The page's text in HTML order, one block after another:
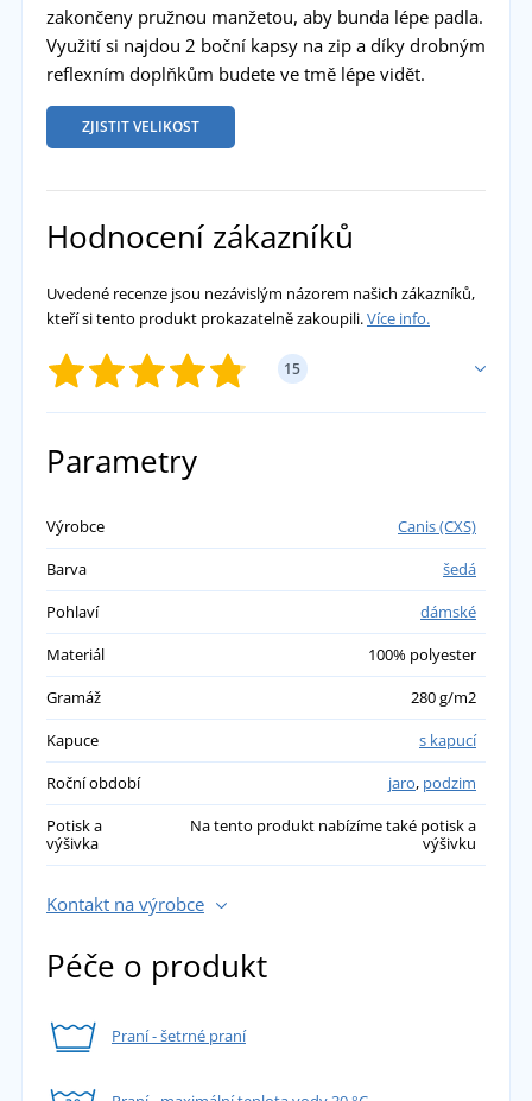
zakončeny pružnou manžetou, aby bunda lépe padla.
Využití si najdou 2 boční kapsy na zip a díky drobným
reflexním doplňkům budete ve tmě lépe vidět.
ZJISTIT VELIKOST
Hodnocení zákazníků
Uvedené recenze jsou nezávislým názorem našich zákazníků,
kteří si tento produkt prokazatelně zakoupili.Více info.
15
Šchara
Mikina místo bundy, úžasné vlastnosti, dobře
sedí a lichotivý střih. I když podle měr bych
měla mít L, koupila jsem M a bohatě stačí,
vecpu pod to ještě další silné vrstvy oblečení v
pohodě. Bezvadná.
přidáno 21.01.2022
Parametry
Výrobce
Canis (CXS)
Barva
šedá
Pohlaví
dámské
Materiál
100% polyester
Gramáž
280 g/m2
Kapuce
s kapucí
Roční období
jaro, podzim
Potisk a
výšivka
Na tento produkt nabízíme také potisk a
výšivku
Kontakt na výrobce
Péče o produkt
Praní - šetrné praní